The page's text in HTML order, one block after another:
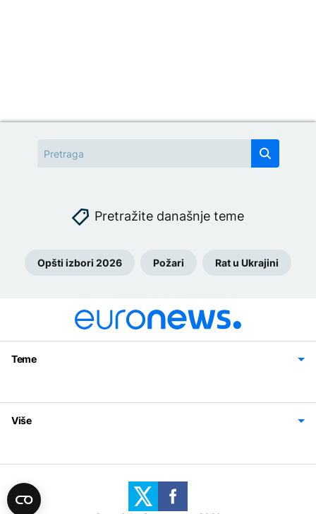
Pretražite današnje teme
Opšti izbori 2026 Požari Rat u Ukrajini
Teme
Svijet
Sport
Magazin
Više
Politika privatnosti
Uslovi korišćenja